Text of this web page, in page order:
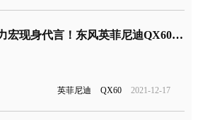
王力宏现身代言！东风英菲尼迪QX60预售45-66万元
英菲尼迪 QX60 2021-12-17